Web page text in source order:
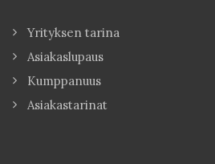
Yrityksen tarina
Asiakaslupaus
Kumppanuus
Asiakastarinat